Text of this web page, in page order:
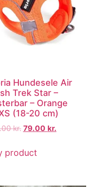
Hundesele Air
Trek Star –
– Orange
(18-20 cm)
kr. 79.00 kr.
product